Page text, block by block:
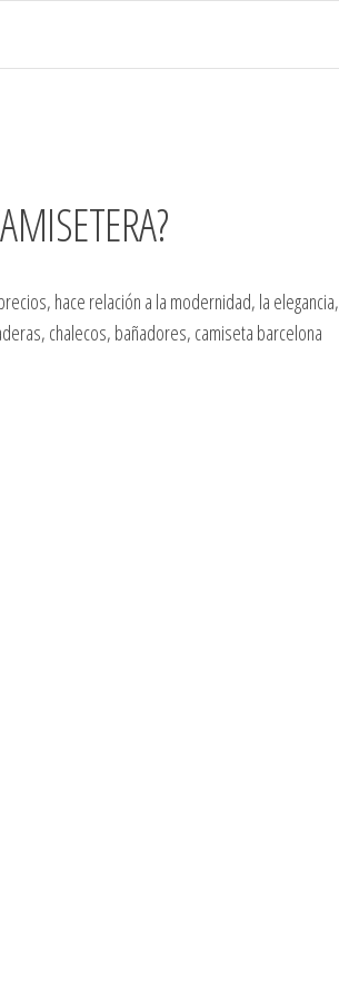
hace relación a la modernidad, la elegancia,
chalecos, bañadores, camiseta barcelona